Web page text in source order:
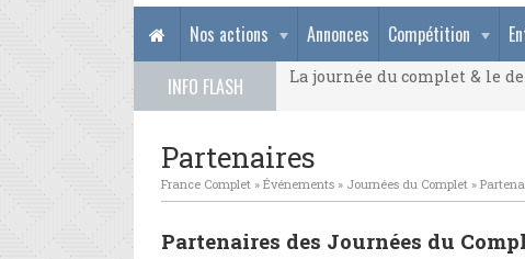
Nos actions Annonces Compétition
INFO FLASH
La journée du complet & le
La journée du complet & le
Partenaires
France Complet » Événements » Journées du Complet »
Partenaires des Journées du